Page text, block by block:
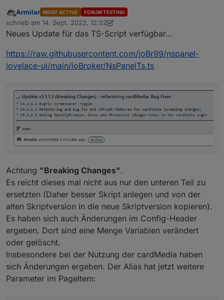
Offline
Armilar MOST ACTIVE FORUM TESTING
schrieb am 14. Sept. 2022, 12:52
zuletzt editiert von Armilar
Neues Update für das TS-Script verfügbar...
https://raw.githubusercontent.com/joBr99/nspanel-
lovelace-ui/main/ioBroker/NsPanelTs.ts
Achtung "Breaking Changes".
Es reicht dieses mal nicht aus nur den unteren Teil zu
ersetzten (Daher besser Skript anlegen und von der
alten Skriptversion in die neue Skriptversion kopieren).
Es haben sich auch Änderungen im Config-Header
ergeben. Dort sind eine Menge Variablen verändert
oder gelöscht.
Insbesondere bei der Nutzung der cardMedia haben
sich Änderungen ergeben. Der Alias hat jetzt weitere
Parameter im PageItem: